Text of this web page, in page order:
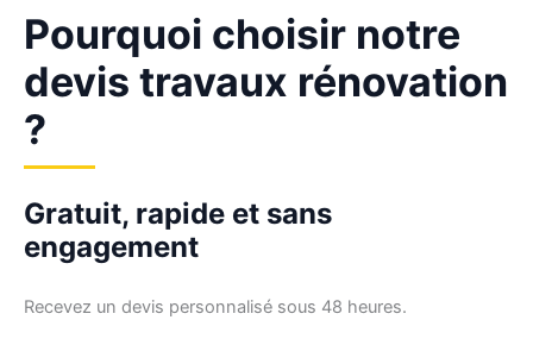
Pourquoi choisir notre
devis travaux rénovation
?
Gratuit, rapide et sans
engagement
Recevez un devis personnalisé sous 48 heures.